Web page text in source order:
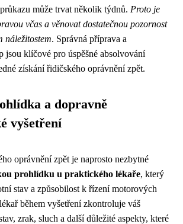
může trvat několik týdnů. Proto je
včas a věnovat dostatečnou pozornost
náležitostem. Správná příprava a
jsou klíčové pro úspěšné absolvování
získání řidičského oprávnění zpět.
a dopravně
vyšetření
oprávnění zpět je naprosto nezbytné
prohlídku u praktického lékaře, který
stav a způsobilost k řízení motorových
během vyšetření zkontroluje váš
zrak, sluch a další důležité aspekty, které